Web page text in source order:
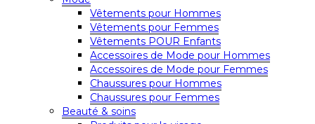
Vêtements pour Hommes
Vêtements pour Femmes
Vêtements POUR Enfants
Accessoires de Mode pour Hommes
Accessoires de Mode pour Femmes
Chaussures pour Hommes
Chaussures pour Femmes
Beauté & soins